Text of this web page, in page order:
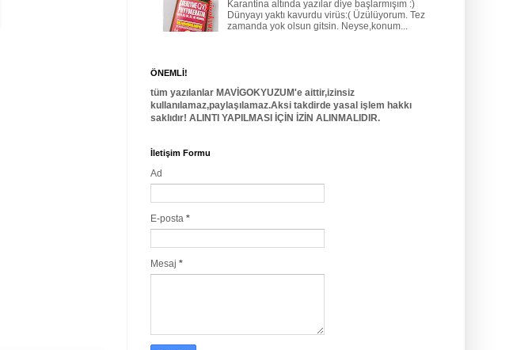
Karantina altında yazılar diye başlarmışım :)
Dünyayı yaktı kavurdu virüs:( Üzülüyorum. Tez
zamanda yok olsun gitsin. Neyse,konum...
ÖNEMLİ!
tüm yazılanlar MAVİGOKYUZUM'e aittir,izinsiz
kullanılamaz,paylaşılamaz.Aksi takdirde yasal işlem hakkı
saklıdır! ALINTI YAPILMASI İÇİN İZİN ALINMALIDIR.
İletişim Formu
Ad
E-posta *
Mesaj *